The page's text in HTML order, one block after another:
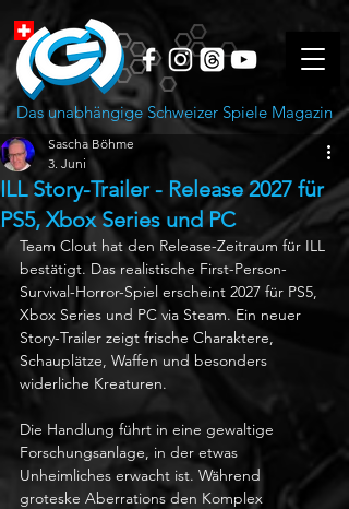
Das unabhängige Schweizer Spiele Magazin
ILL Story-Trailer - Release 2027 für
PS5, Xbox Series und PC
Sascha Böhme
3. Juni
Team Clout hat den Release-Zeitraum für ILL
bestätigt. Das realistische First-Person-
Survival-Horror-Spiel erscheint 2027 für PS5,
Xbox Series und PC via Steam. Ein neuer
Story-Trailer zeigt frische Charaktere,
Schauplätze, Waffen und besonders
widerliche Kreaturen.
Die Handlung führt in eine gewaltige
Forschungsanlage, in der etwas
Unheimliches erwacht ist. Während
groteske Aberrations den Komplex